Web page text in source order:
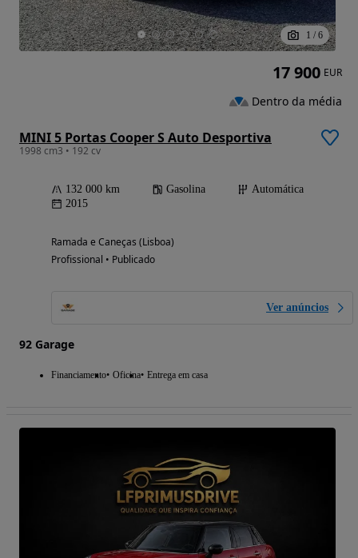
1 / 6
MINI 5 Portas Cooper S Auto Desportiva
1998 cm3 • 192 cv
132 000 km Gasolina
Automática
2015
Ramada e Caneças (Lisboa)
Profissional • Publicado
Ver anúncios
92 Garage
Financiamento Oficina Entrega em casa
17 900 EUR
Dentro da média